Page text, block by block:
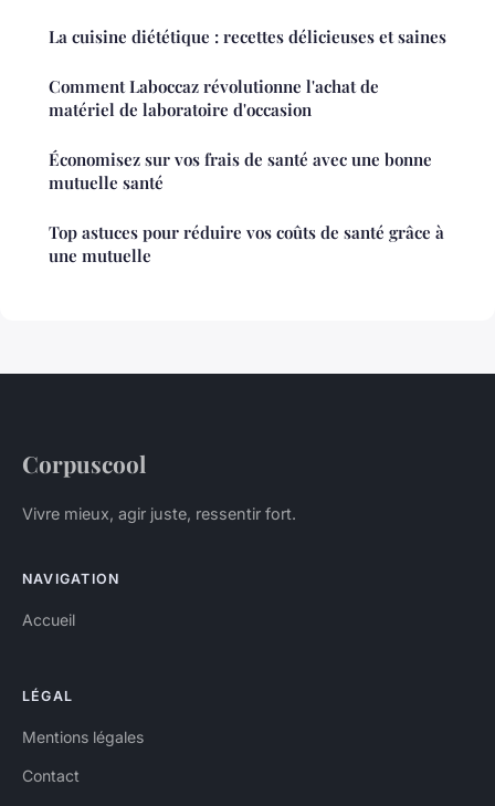
La cuisine diététique : recettes délicieuses et saines
Comment Laboccaz révolutionne l'achat de
matériel de laboratoire d'occasion
Économisez sur vos frais de santé avec une bonne
mutuelle santé
Top astuces pour réduire vos coûts de santé grâce à
une mutuelle
Corpuscool
Vivre mieux, agir juste, ressentir fort.
NAVIGATION
Accueil
LÉGAL
Mentions légales
Contact